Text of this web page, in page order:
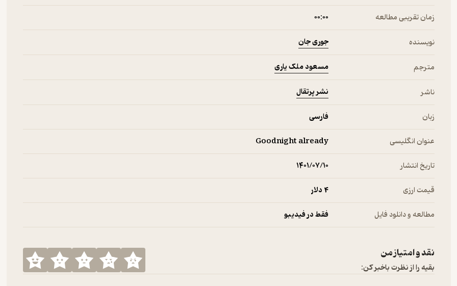
زمان تقریبی مطالعه ۰۰:۰۰
نویسنده جوری جان
مترجم مسعود ملک یاری
ناشر نشر پرتقال
زبان فارسی
عنوان انگلیسی Goodnight already
تاریخ انتشار ۱۴۰۱/۰۷/۱۰
قیمت ارزی 4 دلار
مطالعه و دانلود فایل فقط در فیدیبو
نقد و امتیاز من
بقیه را از نظرت باخبر کن: